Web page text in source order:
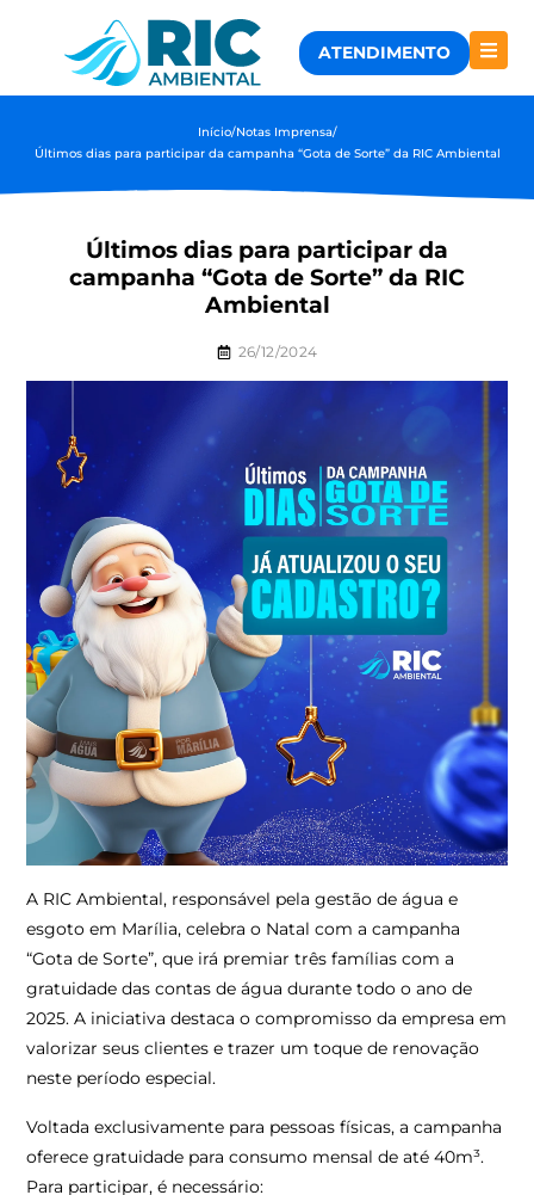
ATENDIMENTO
Início/Notas Imprensa/
Últimos dias para participar da campanha “Gota de Sorte” da RIC Ambiental
Últimos dias para participar da
campanha “Gota de Sorte” da RIC
Ambiental
26/12/2024
A RIC Ambiental, responsável pela gestão de água e
esgoto em Marília, celebra o Natal com a campanha
“Gota de Sorte”, que irá premiar três famílias com a
gratuidade das contas de água durante todo o ano de
2025. A iniciativa destaca o compromisso da empresa em
valorizar seus clientes e trazer um toque de renovação
neste período especial.
Voltada exclusivamente para pessoas físicas, a campanha
oferece gratuidade para consumo mensal de até 40m³.
Para participar, é necessário: